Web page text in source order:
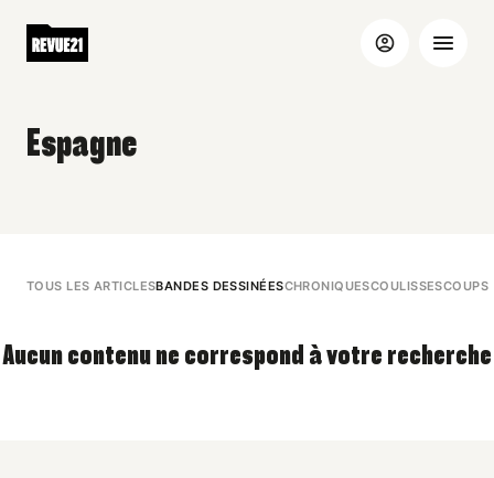
Espagne
TOUS LES ARTICLESBANDES DESSINÉESCHRONIQUESCOULISSESCOUPS
Aucun contenu ne correspond à votre recherche